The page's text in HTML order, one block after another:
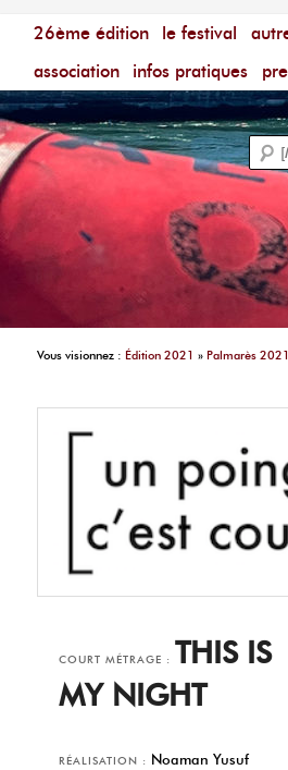
Menu principal
aller au contenu principal
aller au contenu secondaire
26ème édition le festival
association
infos pratiques
Festival du Film Court
Vous visionnez :Édition 2021 »Palmarès 2021
COURT MÉTRAGE : THIS IS
MY NIGHT
RÉALISATION : Noaman Yusuf